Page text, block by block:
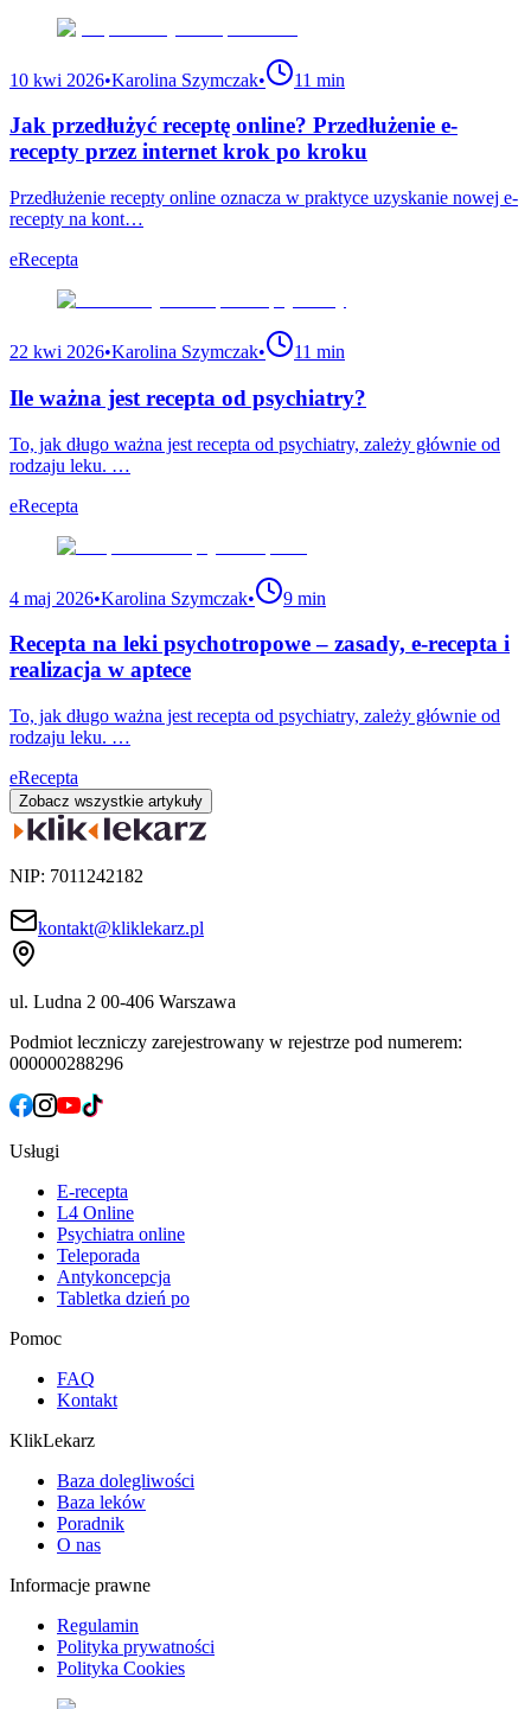
10 kwi 2026•Karolina Szymczak• 11 min
Jak przedłużyć receptę online? Przedłużenie e-
recepty przez internet krok po kroku
Przedłużenie recepty online oznacza w praktyce uzyskanie nowej e-
recepty na kont…
eRecepta
22 kwi 2026•Karolina Szymczak• 11 min
Ile ważna jest recepta od psychiatry?
To, jak długo ważna jest recepta od psychiatry, zależy głównie od
rodzaju leku. …
eRecepta
4 maj 2026•Karolina Szymczak• 9 min
Recepta na leki psychotropowe – zasady, e-recepta i
realizacja w aptece
To, jak długo ważna jest recepta od psychiatry, zależy głównie od
rodzaju leku. …
eRecepta
Zobacz wszystkie artykuły
NIP: 7011242182
kontakt@kliklekarz.pl
ul. Ludna 2 00-406 Warszawa
Podmiot leczniczy zarejestrowany w rejestrze pod numerem:
000000288296
Usługi
E-recepta
L4 Online
Psychiatra online
Teleporada
Antykoncepcja
Tabletka dzień po
Pomoc
FAQ
Kontakt
KlikLekarz
Baza dolegliwości
Baza leków
Poradnik
O nas
Informacje prawne
Regulamin
Polityka prywatności
Polityka Cookies